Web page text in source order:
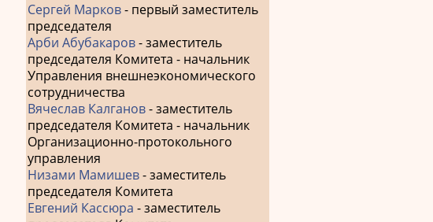
Сергей Марков- первый заместитель
председателя
Арби Абубакаров- заместитель
председателя Комитета - начальник
Управления внешнеэкономического
сотрудничества
Вячеслав Калганов- заместитель
председателя Комитета - начальник
Организационно-протокольного
управления
Низами Мамишев- заместитель
председателя Комитета
Евгений Кассюра - заместитель